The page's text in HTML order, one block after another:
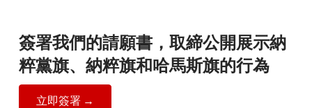
簽署我們的請願書，取締公開展示納
粹黨旗、納粹旗和哈馬斯旗的行為
立即簽署 →